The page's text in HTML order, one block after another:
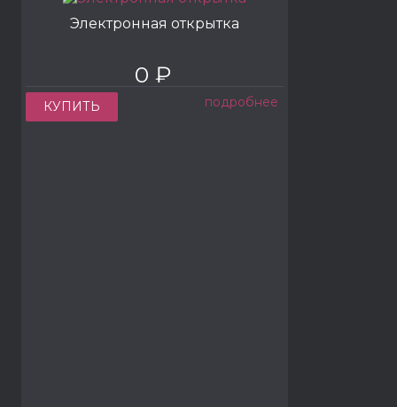
Электронная открытка
0 ₽
КУПИТЬ подробнее